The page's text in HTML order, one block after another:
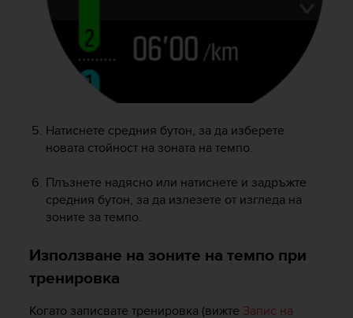
Натиснете средния бутон, за да изберете
новата стойност на зоната на темпо.
Плъзнете надясно или натиснете и задръжте
средния бутон, за да излезете от изгледа на
зоните за темпо.
Използване на зоните на темпо при
тренировка
Когато записвате тренировка (вижте Запис на